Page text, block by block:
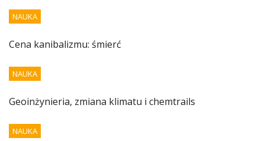
NAUKA
Cena kanibalizmu: śmierć
NAUKA
Geoinżynieria, zmiana klimatu i chemtrails
NAUKA